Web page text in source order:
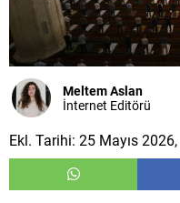
Meltem Aslan
İnternet Editörü
Ekl. Tarihi: 25 Mayıs